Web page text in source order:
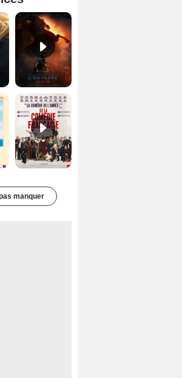
annonce VO STFR
De la Comédie-Française Teaser VF
manquer